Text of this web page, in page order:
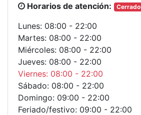
Horarios de atención:
Cerrado
Lunes: 08:00 - 22:00
Martes: 08:00 - 22:00
Miércoles: 08:00 - 22:00
Jueves: 08:00 - 22:00
Viernes: 08:00 - 22:00
Sábado: 08:00 - 22:00
Domingo: 09:00 - 22:00
Feriado/festivo: 09:00 - 22:00